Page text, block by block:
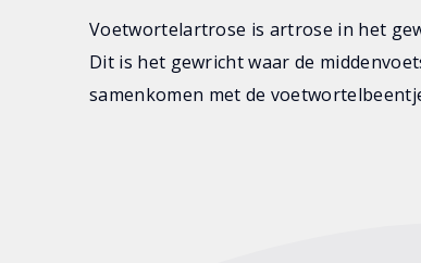
Voetwortelartrose is artrose in het
Dit is het gewricht waar de
samenkomen met de